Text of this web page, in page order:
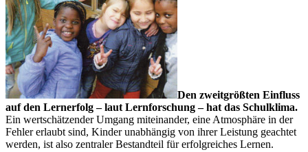
Den zweitgrößten Einfluss
auf den Lernerfolg – laut Lernforschung – hat das Schulklima.
Ein wertschätzender Umgang miteinander, eine Atmosphäre in der
Fehler erlaubt sind, Kinder unabhängig von ihrer Leistung geachtet
werden, ist also zentraler Bestandteil für erfolgreiches Lernen.